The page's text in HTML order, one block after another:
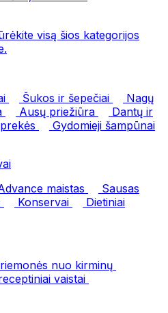
visą šios kategorijos
Šukos ir šepečiai
Nagų
Ausų priežiūra
Dantų ir
Gydomieji šampūnai
maistas
Sausas
Konservai
Dietiniai
nuo kirminų
vaistai